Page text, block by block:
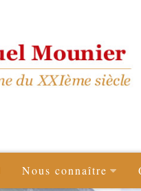
Nous connaître